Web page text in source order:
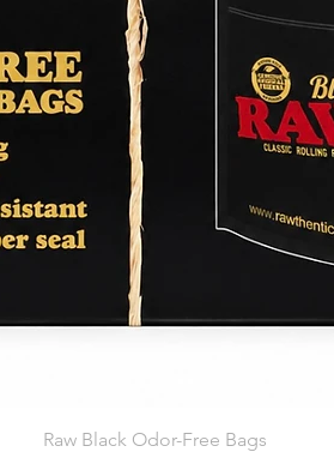
Raw Black Odor-Free Bags